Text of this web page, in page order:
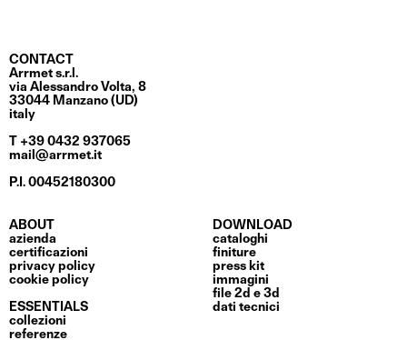
CONTACT
Arrmet s.r.l.
via Alessandro Volta, 8
33044 Manzano (UD)
italy
T +39 0432 937065
mail@arrmet.it
P.I. 00452180300
ABOUT
azienda
certificazioni
privacy policy
cookie policy
ESSENTIALS
collezioni
referenze
DOWNLOAD
cataloghi
finiture
press kit
immagini
file 2d e 3d
dati tecnici